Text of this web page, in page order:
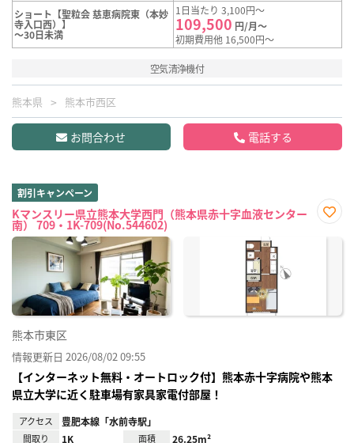
ショート【聖粒会 慈恵病院東（本妙
寺入口西）】
～30日未満
1日当たり 3,100円～
109,500 円/月～
初期費用他 16,500円～
空気清浄機付
熊本県 熊本市西区
お問合わせ 電話する
割引キャンペーン
Kマンスリー県立熊本大学西門（熊本県赤十字血液センター
南） 709・1K-709(No.544602)
に入
熊本市東区
情報更新日 2026/08/02 09:55
【インターネット無料・オートロック付】熊本赤十字病院や熊本
県立大学に近く駐車場有家具家電付部屋！
アクセス 豊肥本線「水前寺駅」
間取り 1K 面積 26.25m²